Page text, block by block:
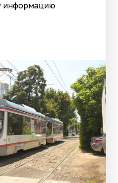
информацию